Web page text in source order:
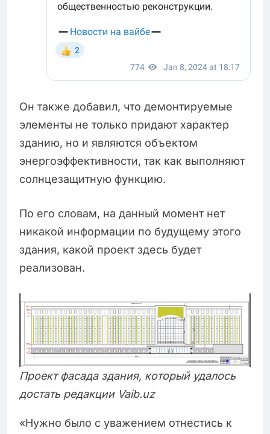
Он также добавил, что демонтируемые
элементы не только придают характер
зданию, но и являются объектом
энергоэффективности, так как выполняют
солнцезащитную функцию.
По его словам, на данный момент нет
никакой информации по будущему этого
здания, какой проект здесь будет
реализован.
Проект фасада здания, который удалось
достать редакции Vaib.uz
«Нужно было с уважением отнестись к